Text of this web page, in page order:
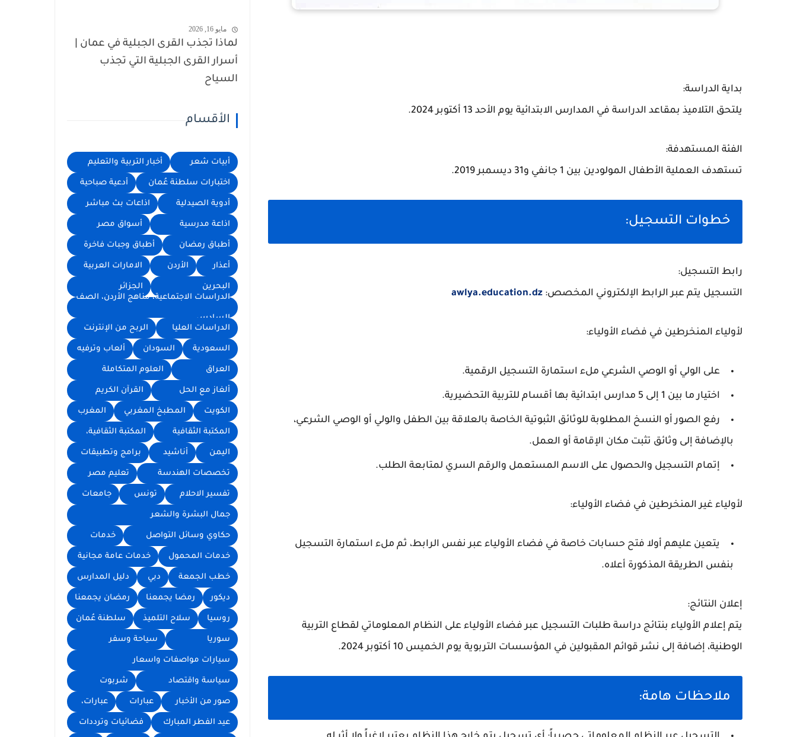
بداية الدراسة:
يلتحق التلاميذ بمقاعد الدراسة في المدارس الابتدائية يوم الأحد 13 أكتوبر 2024 .
الفئة المستهدفة:
تستهدف العملية الأطفال المولودين بين 1 جانفي و31 ديسمبر 2019 .
خطوات التسجيل:
رابط التسجيل:
التسجيل يتم عبر الرابط الإلكتروني المخصص: awlya.education.dz
لأولياء المنخرطين في فضاء الأولياء:
على الولي أو الوصي الشرعي ملء استمارة التسجيل الرقمية.
اختيار ما بين 1 إلى 5 مدارس ابتدائية بها أقسام للتربية التحضيرية.
رفع الصور أو النسخ المطلوبة للوثائق الثبوتية الخاصة بالعلاقة بين الطفل والولي أو الوصي الشرعي،
بالإضافة إلى وثائق تثبت مكان الإقامة أو العمل.
إتمام التسجيل والحصول على الاسم المستعمل والرقم السري لمتابعة الطلب.
لأولياء غير المنخرطين في فضاء الأولياء:
يتعين عليهم أولا فتح حسابات خاصة في فضاء الأولياء عبر نفس الرابط، ثم ملء استمارة التسجيل
بنفس الطريقة المذكورة أعلاه.
إعلان النتائج:
يتم إعلام الأولياء بنتائج دراسة طلبات التسجيل عبر فضاء الأولياء على النظام المعلوماتي لقطاع التربية
الوطنية، إضافة إلى نشر قوائم المقبولين في المؤسسات التربوية يوم الخميس 10 أكتوبر 2024 .
ملاحظات هامة:
مايو 16, 2026
لماذا تجذب القرى الجبلية في عمان |
أسرار القرى الجبلية التي تجذب
السياح
الأقسام
أبيات شعر أخبار التربية والتعليم
اختبارات سلطنة عُمان أدعية صباحية
أدوية الصيدلية اذاعات بث مباشر
اذاعة مدرسية أسواق مصر
أطباق رمضان أطباق وجبات فاخرة
أعذار الأردن الامارات العربية
البحرين
الجزائر
الدراسات الاجتماعية، مناهج الأردن، الصف
السادس
الدراسات العليا
الربح من الإنترنت
السعودية السودان ألعاب وترفيه
العراق العلوم المتكاملة
ألغاز مع الحل القرآن الكريم
الكويت المطبخ المغربي المغرب
المكتبة الثقافية المكتبة الثقافية،
اليمن أناشيد برامج وتطبيقات
تخصصات الهندسة تعليم مصر
تفسير الاحلام تونس جامعات
جمال البشرة والشعر
حكاوي وسائل التواصل خدمات
خدمات المحمول خدمات عامة مجانية
خطب الجمعة دبي دليل المدارس
ديكور رمضا يجمعنا رمضان يجمعنا
روسيا سلاح التلميذ سلطنة عُمان
سوريا سياحة وسفر
سيارات مواصفات واسعار
سياسة واقتصاد شربوت
صور من الأخبار عبارات عبارات،
عيد الفطر المبارك فضائيات وترددات